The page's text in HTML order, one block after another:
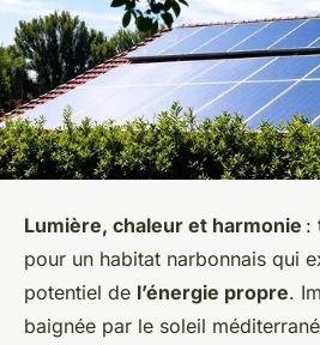
Lumière, chaleur et harmonie :
pour un habitat narbonnais qui
potentiel de l’énergie propre.
baignée par le soleil